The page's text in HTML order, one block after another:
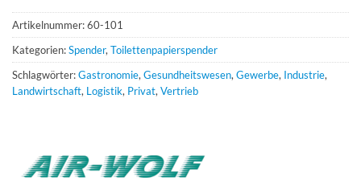
Artikelnummer:60-101
Kategorien:Spender,Toilettenpapierspender
Schlagwörter:Gastronomie,Gesundheitswesen,Gewerbe, Industrie,
Landwirtschaft, Logistik, Privat,Vertrieb